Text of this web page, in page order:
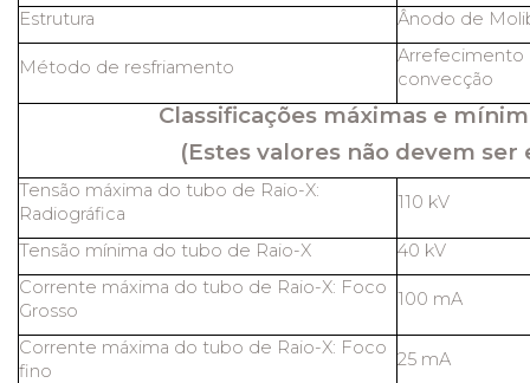
Estrutura Ânodo de
Método de resfriamento
Arrefecimento
convecção
Classificações máximas e
(Estes valores não devem ser
Tensão máxima do tubo de Raio-X:
Radiográfica
110 kV
Tensão mínima do tubo de Raio-X
40 kV
Corrente máxima do tubo de Raio-X: Foco
Grosso
100 mA
Corrente máxima do tubo de Raio-X: Foco
fino
25 mA